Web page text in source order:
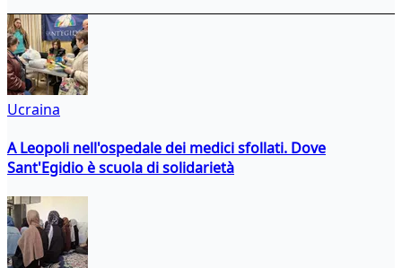
Ucraina
A Leopoli nell'ospedale dei medici sfollati. Dove
Sant'Egidio è scuola di solidarietà